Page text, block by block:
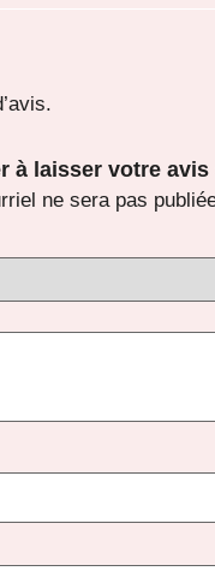
à laisser votre
ne sera pas